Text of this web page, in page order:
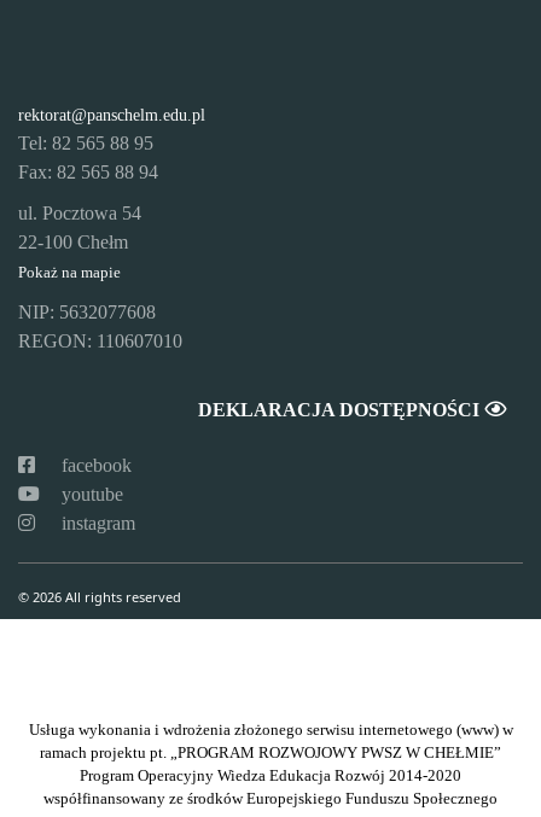
rektorat@panschelm.edu.pl
Tel: 82 565 88 95
Fax: 82 565 88 94
ul. Pocztowa 54
22-100 Chełm
Pokaż na mapie
NIP: 5632077608
REGON: 110607010
DEKLARACJA DOSTĘPNOŚCI
facebook
youtube
instagram
© 2026 All rights reserved
Usługa wykonania i wdrożenia złożonego serwisu internetowego (www) w
ramach projektu pt. „PROGRAM ROZWOJOWY PWSZ W CHEŁMIE”
Program Operacyjny Wiedza Edukacja Rozwój 2014-2020
współfinansowany ze środków Europejskiego Funduszu Społecznego